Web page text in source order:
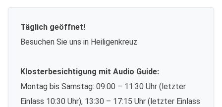
Täglich geöffnet!
Besuchen Sie uns in Heiligenkreuz
Klosterbesichtigung mit Audio Guide:
Montag bis Samstag: 09:00 – 11:30 Uhr (letzter
Einlass 10:30 Uhr), 13:30 – 17:15 Uhr (letzter Einlass